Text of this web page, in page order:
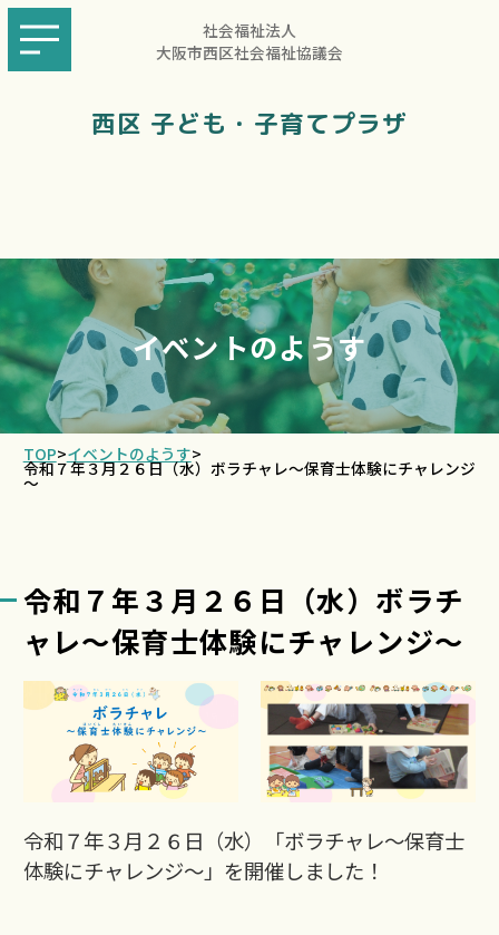
社会福祉法人
大阪市西区社会福祉協議会
西区 子ども・子育てプラザ
イベントのようす
TOP>イベントのようす>
令和７年３月２６日（水）ボラチャレ～保育士体験にチャレンジ
～
令和７年３月２６日（水）ボラチ
ャレ～保育士体験にチャレンジ～
令和７年３月２６日（水）「ボラチャレ～保育士
体験にチャレンジ～」を開催しました！